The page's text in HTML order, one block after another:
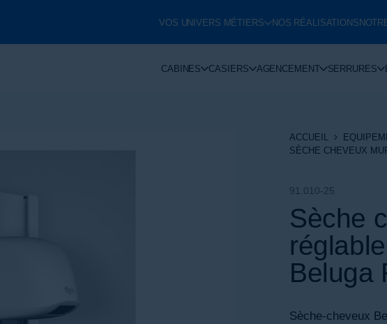
VOS UNIVERS MÉTIERS NOS RÉALISATIONS
CABINES CASIERS AGENCEMENT SERRURES
ACCUEIL
SÈCHE CHEVEUX
91.010-25
Sèche
Beluga
Sèche-cheveux